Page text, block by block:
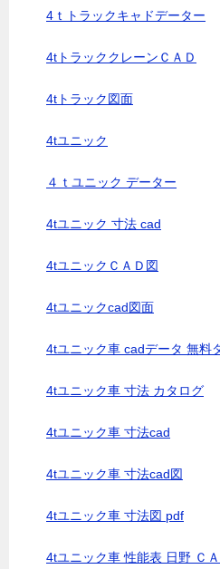
4ｔトラックキャドデーター
4tトラッククレーンＣＡＤ
4tトラック図面
4tユニック
４ｔユニック データー
4tユニック 寸法 cad
4tユニックＣＡＤ図
4tユニックcad図面
4tユニック車 cadデータ 無料
4tユニック車 寸法 カタログ
4tユニック車 寸法cad
4tユニック車 寸法cad図
4tユニック車 寸法図 pdf
4tユニック車 性能表 日野 ＣＡ